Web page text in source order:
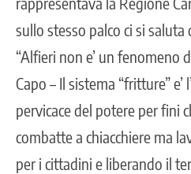
sullo stesso palco ci si saluta
“Alfieri non e’ un fenomeno
Capo – Il sistema “fritture” e’
pervicace del potere per fini
combatte a chiacchiere ma
per i cittadini e liberando il